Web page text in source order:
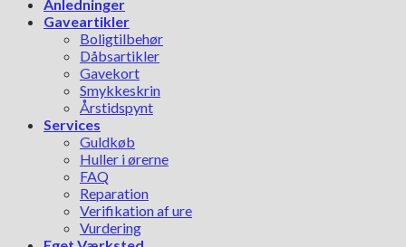
Anledninger
Gaveartikler
Boligtilbehør
Dåbsartikler
Gavekort
Smykkeskrin
Årstidspynt
Services
Guldkøb
Huller i ørerne
FAQ
Reparation
Verifikation af ure
Vurdering